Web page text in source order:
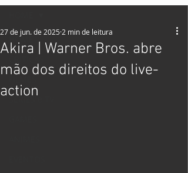
HOME
SÉRIES e TV
Akira | Warner Bros. abre
mão dos direitos do live-
action
27 de jun. de 2025 2 min de leitura